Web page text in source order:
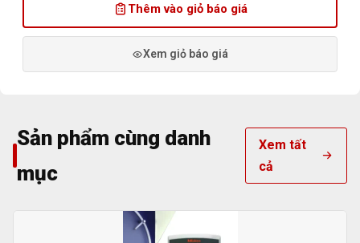
Thêm vào giỏ báo giá
Xem giỏ báo giá
Sản phẩm cùng danh
mục
Xem tất
cả